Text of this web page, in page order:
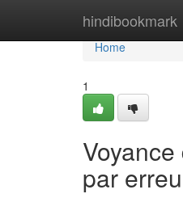
hindibookmark
Home
Home
1
par